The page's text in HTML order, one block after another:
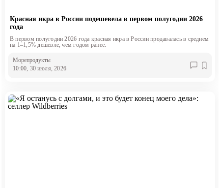
Красная икра в России подешевела в первом полугодии 2026
года
В первом полугодии 2026 года красная икра в России продавалась в среднем
на 1–1,5% дешевле, чем годом ранее.
Морепродукты
10:00, 30 июля, 2026